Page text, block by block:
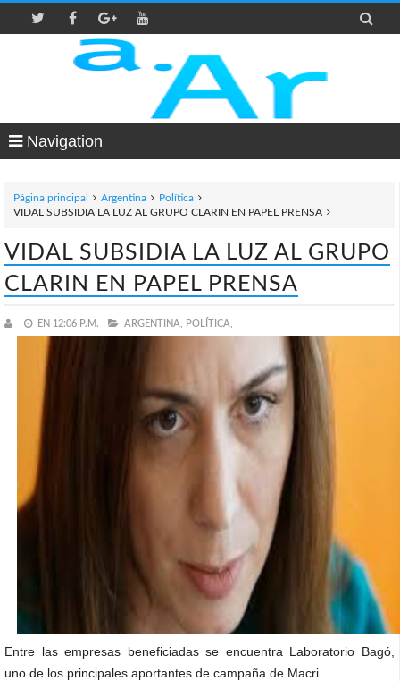

Navigation
Página principal Argentina
Política
VIDAL SUBSIDIA LA LUZ AL GRUPO CLARIN EN PAPEL PRENSA
VIDAL SUBSIDIA LA LUZ AL GRUPO
CLARIN EN PAPEL PRENSA
EN 12:06 P.M. ARGENTINA, POLÍTICA,
Entre las empresas beneficiadas se encuentra Laboratorio Bagó,
uno de los principales aportantes de campaña de Macri.